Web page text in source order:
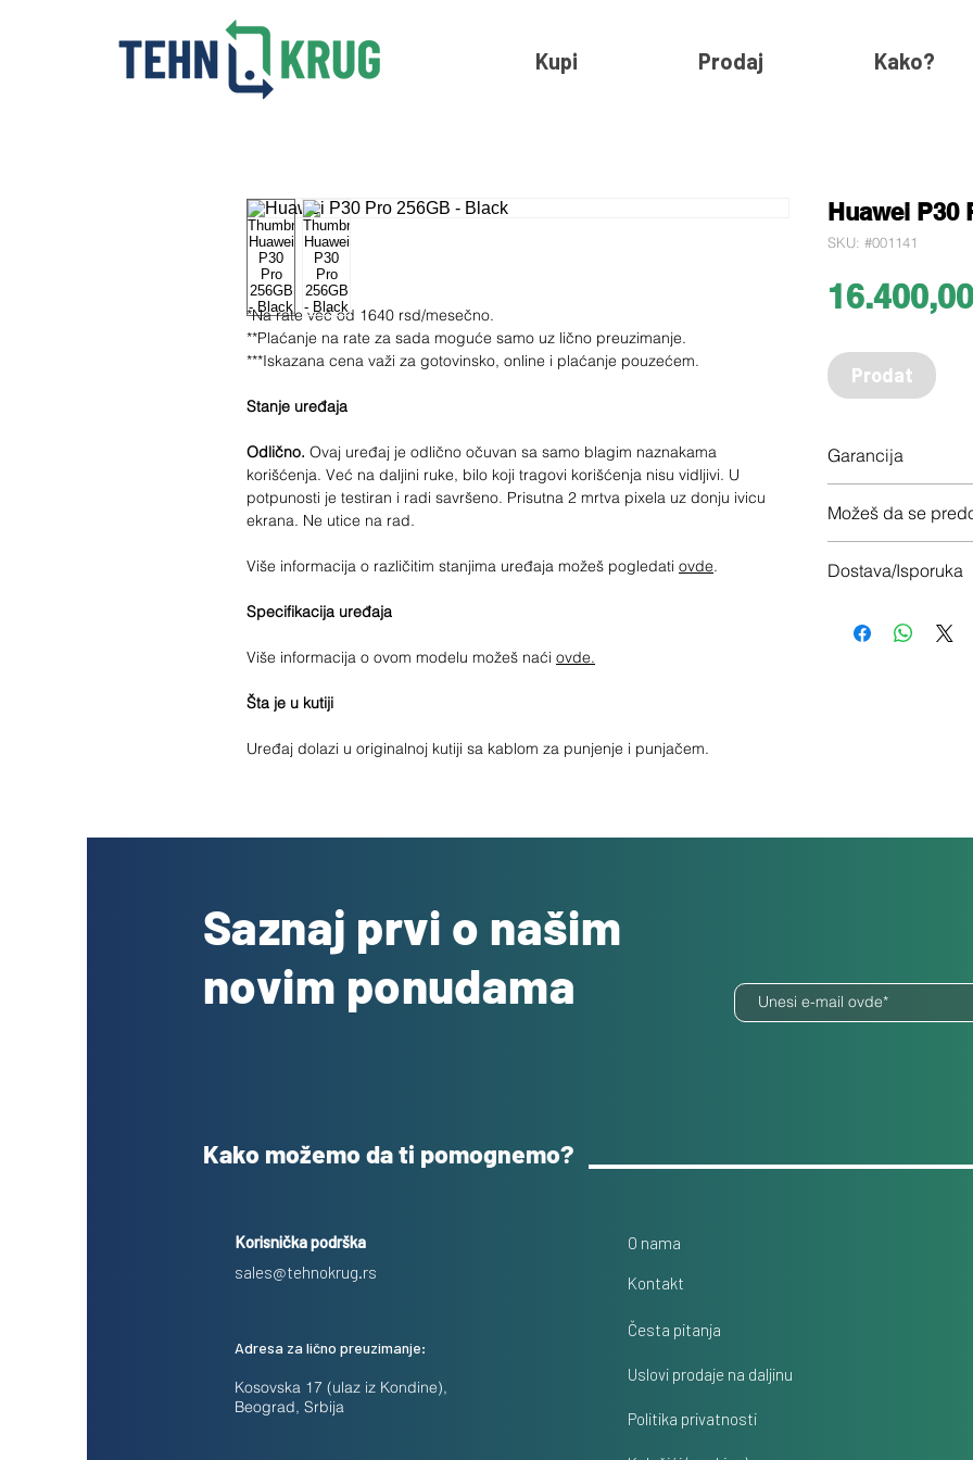
Kupi Prodaj Kako?
*Na rate već od 1640 rsd/mesečno.
**Plaćanje na rate za sada moguće samo uz lično preuzimanje.
***Iskazana cena važi za gotovinsko, online i plaćanje pouzećem.
Stanje uređaja
Odlično. Ovaj uređaj je odlično očuvan sa samo blagim naznakama
korišćenja. Već na daljini ruke, bilo koji tragovi korišćenja nisu vidljivi. U
potpunosti je testiran i radi savršeno. Prisutna 2 mrtva pixela uz donju ivicu
ekrana. Ne utice na rad.
Više informacija o različitim stanjima uređaja možeš pogledati ovde.
Specifikacija uređaja
Više informacija o ovom modelu možeš naći ovde.
Šta je u kutiji
Uređaj dolazi u originalnoj kutiji sa kablom za punjenje i punjačem.
Huawei P30
SKU: #001141
Prodat
Garancija
Možeš da se
Dostava/Isporuka
Saznaj prvi o našim
novim ponudama
Kako možemo da ti pomognemo?
Korisnička podrška
sales@tehnokrug.rs
Adresa za lično preuzimanje:
Kosovska 17 (ulaz iz Kondine),
Beograd, Srbija
O nama
Kontakt
Česta pitanja
Uslovi prodaje na daljinu
Politika privatnosti